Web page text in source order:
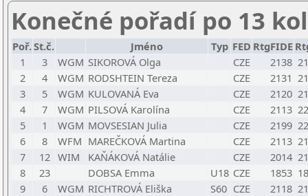
Konečné pořadí po 13
Poř.St.č. Jméno Typ FED RtgFIDE
1
3 WGM SIKOROVÁ Olga CZE 2138
2
4 WGM RODSHTEIN Tereza CZE 2131
3
5 WGM KULOVANÁ Eva CZE 2120
4
7 WGM PILSOVÁ Karolína CZE 2113
5
1 WGM MOVSESIAN Julia CZE 2199
6
8 WFM MAREČKOVÁ Martina CZE 2113
7
12 WIM KAŇÁKOVÁ Natálie CZE 2014
8
23 DOBSA Emma U18 CZE 1853
9
6 WGM RICHTROVÁ Eliška S60 CZE 2118